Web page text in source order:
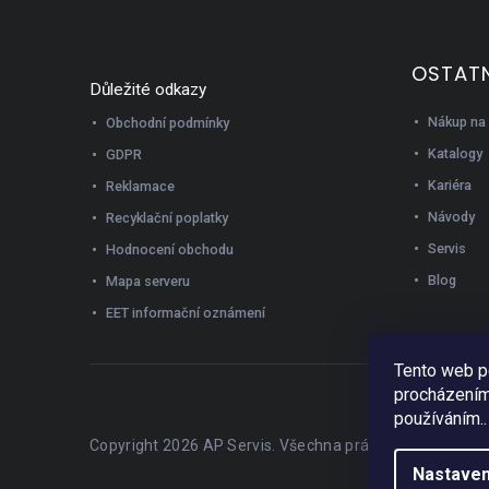
Tento web
Důležité odkazy
Obchodní podmínky
GDPR
Reklamace
Recyklační poplatky
Hodnocení obchodu
Mapa serveru
EET informační oznámení
Nákup
Katalogy
Kariéra
Návody
Servis
Blog
Copyright 2026 AP Servis . Všechna práva vyhrazena.